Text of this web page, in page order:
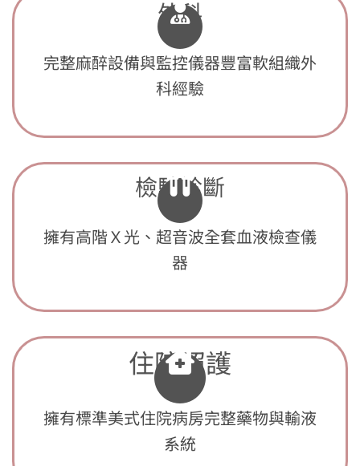
外科
完整麻醉設備與監控儀器豐富軟組織外
科經驗
檢驗診斷
擁有高階Ｘ光、超音波全套血液檢查儀
器
住院照護
擁有標準美式住院病房完整藥物與輸液
系統